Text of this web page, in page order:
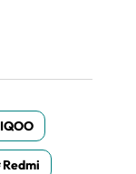
IQOO
Redmi